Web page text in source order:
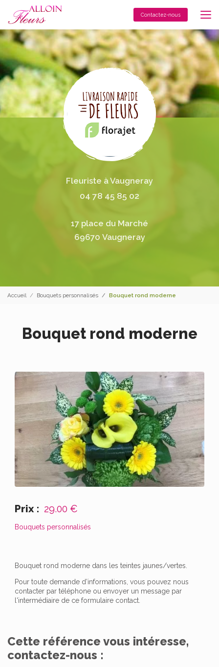
contenu
principal
Contactez-nous
Fleuriste à Vaugneray
04 78 45 85 02
17 place du Marché
69670 Vaugneray
Accueil Bouquets personnalisés Bouquet rond moderne
Bouquet rond moderne
Prix : 29.00 €
Bouquets personnalisés
Bouquet rond moderne dans les teintes jaunes/vertes.
Pour toute demande d’informations, vous pouvez nous
contacter par téléphone ou envoyer un message par
l'intermédiaire de ce formulaire contact.
Cette référence vous intéresse,
contactez-nous :